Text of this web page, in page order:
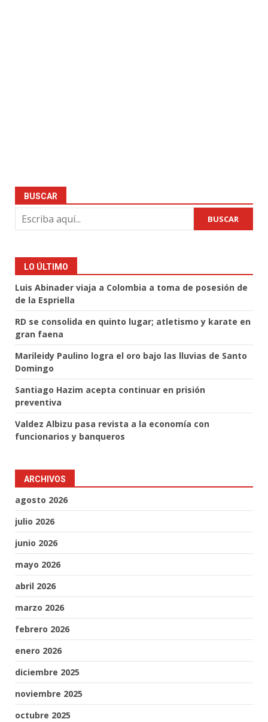
BUSCAR
BUSCAR
LO ÚLTIMO
Luis Abinader viaja a Colombia a toma de posesión de
de la Espriella
RD se consolida en quinto lugar; atletismo y karate en
gran faena
Marileidy Paulino logra el oro bajo las lluvias de Santo
Domingo
Santiago Hazim acepta continuar en prisión
preventiva
Valdez Albizu pasa revista a la economía con
funcionarios y banqueros
ARCHIVOS
agosto 2026
julio 2026
junio 2026
mayo 2026
abril 2026
marzo 2026
febrero 2026
enero 2026
diciembre 2025
noviembre 2025
octubre 2025